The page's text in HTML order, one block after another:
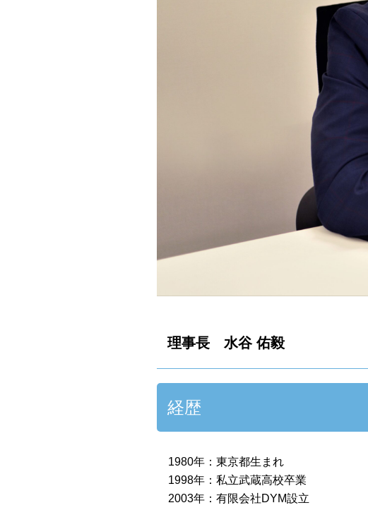
理事長 水谷 佑毅
経歴
1980年：東京都生まれ
1998年：私立武蔵高校卒業
2003年：有限会社DYM設立